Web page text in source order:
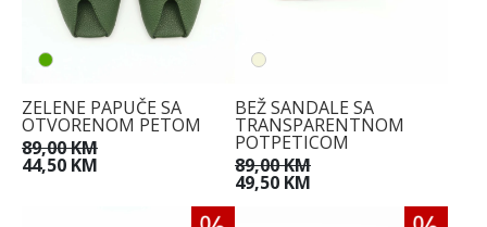
ZELENE PAPUČE SA
OTVORENOM PETOM
89,00 KM
44,50 KM
BEŽ SANDALE SA
TRANSPARENTNOM
POTPETICOM
89,00 KM
49,50 KM